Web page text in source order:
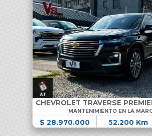
CHEVROLET TRAVERSE
MANTENIMIENTO EN LA
$ 28.970.000 52.200 Km